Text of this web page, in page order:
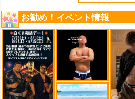
お勧め！イベント情報